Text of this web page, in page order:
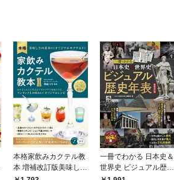
本格家飲みカクテル教
本 増補改訂版美味しさ
の基本からオリジナル
一冊でわかる 日本史＆
世界史 ビジュアル歴史
年表 新装改訂版